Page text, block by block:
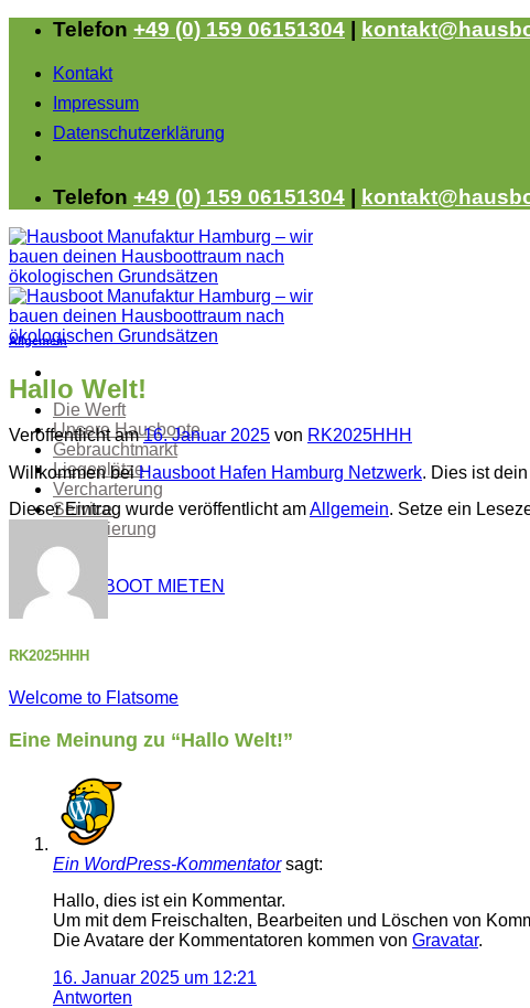
Zum
springen
Telefon +49 (0) 159 06151304 |
Kontakt
Impressum
Datenschutzerklärung
Telefon +49 (0) 159 06151304
Die Werft
Unsere Hausboote
Gebrauchtmarkt
Liegeplätze
Vercharterung
Service
Finanzierung
FAQ
HAUSBOOT MIETEN
Allgemein
Hallo Welt!
Veröffentlicht am16. Januar 2025 von RK2025HHH
Willkommen beiHausboot Hafen Hamburg Netzwerk. Dies ist
Dieser Eintrag wurde veröffentlicht amAllgemein. Setze ein
RK2025HHH
Welcome to Flatsome
Eine Meinung zu “Hallo Welt!”
Ein WordPress-Kommentator sagt:
Hallo, dies ist ein Kommentar.
Um mit dem Freischalten, Bearbeiten und Löschen von
Die Avatare der Kommentatoren kommen von Gravatar.
16. Januar 2025 um 12:21
Antworten